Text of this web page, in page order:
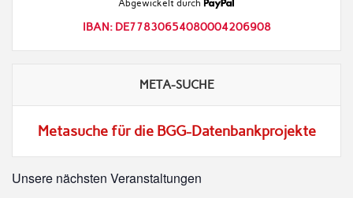
Abgewickelt durch
IBAN: DE77830654080004206908
META-SUCHE
Metasuche für die BGG-Datenbankprojekte
Unsere nächsten Veranstaltungen